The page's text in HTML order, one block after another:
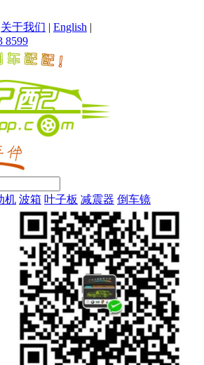
关于我们 | English |
8599
机 波箱 叶子板 减震器 倒车镜